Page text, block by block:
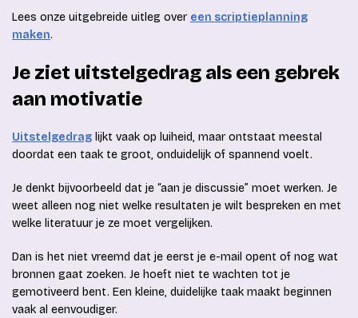
Lees onze uitgebreide uitleg over een scriptieplanning
maken.
Je ziet uitstelgedrag als een gebrek
aan motivatie
Uitstelgedrag lijkt vaak op luiheid, maar ontstaat meestal
doordat een taak te groot, onduidelijk of spannend voelt.
Je denkt bijvoorbeeld dat je “aan je discussie” moet werken. Je
weet alleen nog niet welke resultaten je wilt bespreken en met
welke literatuur je ze moet vergelijken.
Dan is het niet vreemd dat je eerst je e-mail opent of nog wat
bronnen gaat zoeken. Je hoeft niet te wachten tot je
gemotiveerd bent. Een kleine, duidelijke taak maakt beginnen
vaak al eenvoudiger.